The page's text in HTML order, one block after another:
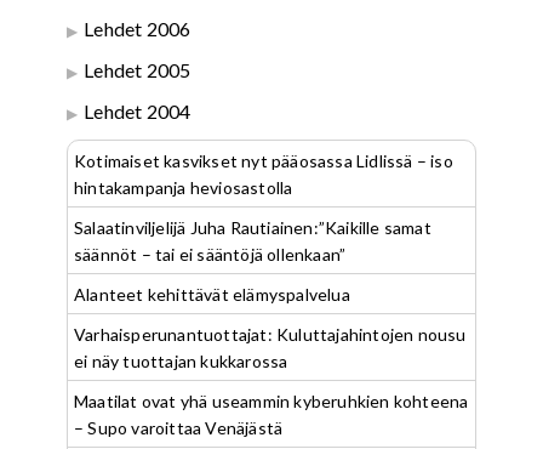
Lehdet 2006
Lehdet 2005
Lehdet 2004
Kotimaiset kasvikset nyt pääosassa Lidlissä – iso
hintakampanja heviosastolla
Salaatinviljelijä Juha Rautiainen:”Kaikille samat
säännöt – tai ei sääntöjä ollenkaan”
Alanteet kehittävät elämyspalvelua
Varhaisperunantuottajat: Kuluttajahintojen nousu
ei näy tuottajan kukkarossa
Maatilat ovat yhä useammin kyberuhkien kohteena
– Supo varoittaa Venäjästä